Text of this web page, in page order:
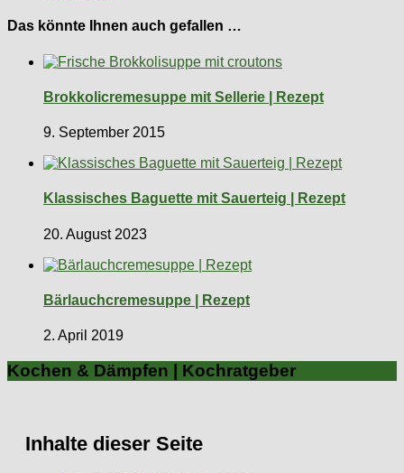
Das könnte Ihnen auch gefallen …
Brokkolicremesuppe mit Sellerie | Rezept
9. September 2015
Klassisches Baguette mit Sauerteig | Rezept
20. August 2023
Bärlauchcremesuppe | Rezept
2. April 2019
Kochen & Dämpfen | Kochratgeber
Inhalte dieser Seite